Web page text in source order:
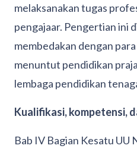
melaksanakan tugas
pengajaar. Pengertian ini
membedakan dengan
menuntut pendidikan
lembaga pendidikan
Kualifikasi, kompetensi,
Bab IV Bagian Kesatu UU